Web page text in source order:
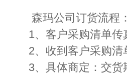
森玛公司订货流程
1、客户采购清单传
2、收到客户采购
3、具体商定：交